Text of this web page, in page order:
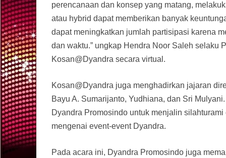
perencanaan dan konsep yang matang,
atau hybrid dapat memberikan banyak
dapat meningkatkan jumlah partisipasi karena
dan waktu.” ungkap Hendra Noor Saleh selaku
Kosan@Dyandra secara virtual.
Kosan@Dyandra juga menghadirkan jajaran
Bayu A. Sumarijanto, Yudhiana, dan Sri
Dyandra Promosindo untuk menjalin
mengenai event-event Dyandra.
Pada acara ini, Dyandra Promosindo juga